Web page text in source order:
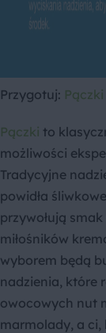
Przygotuj:
Pączki to
możliwości
Tradycyjne
powidła
przywołują
miłośników
wyborem będą
nadzienia, które
owocowych nut
marmolady, a